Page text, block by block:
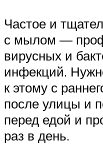
Частое и
с мылом —
вирусных и
инфекций.
к этому с
после улицы и
перед едой и
раз в день.